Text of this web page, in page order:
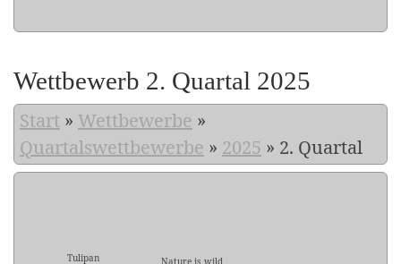
Wettbewerb 2. Quartal 2025
Start » Wettbewerbe »
Quartalswettbewerbe » 2025 » 2. Quartal
Tulipan Nature is wild